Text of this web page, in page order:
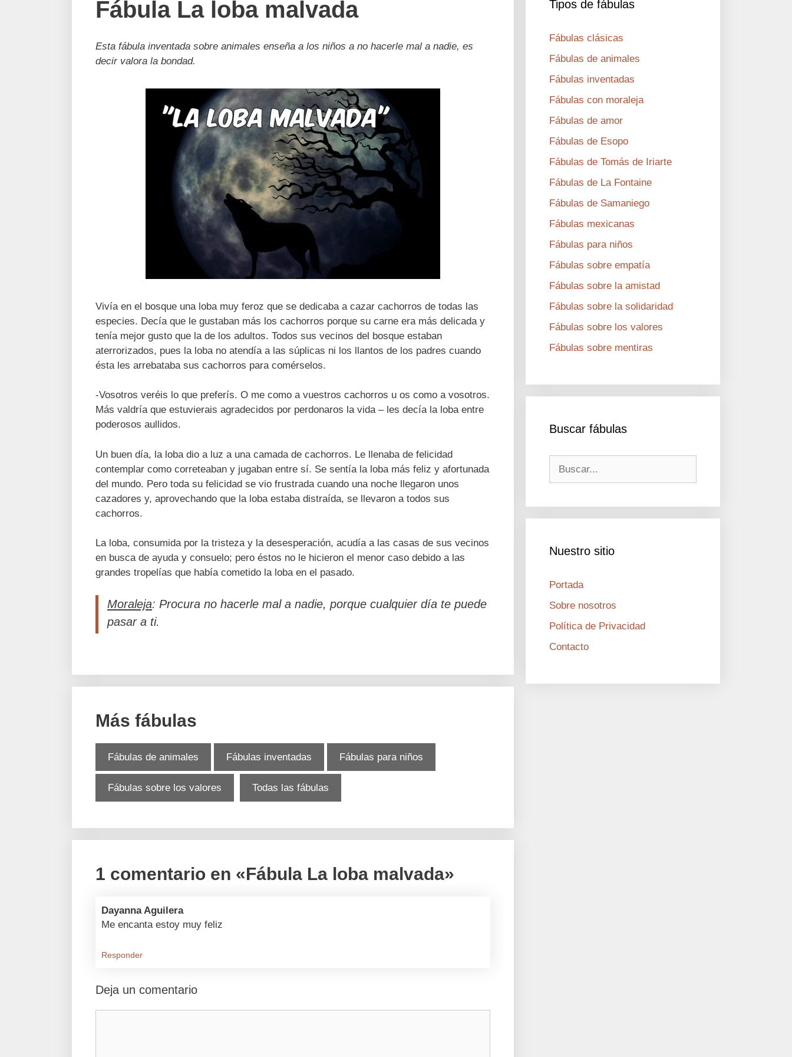
Fábula La loba malvada
Esta fábula inventada sobre animales enseña a los niños a no hacerle mal a nadie, es
decir valora la bondad.
Vivía en el bosque una loba muy feroz que se dedicaba a cazar cachorros de todas las
especies. Decía que le gustaban más los cachorros porque su carne era más delicada y
tenía mejor gusto que la de los adultos. Todos sus vecinos del bosque estaban
aterrorizados, pues la loba no atendía a las súplicas ni los llantos de los padres cuando
ésta les arrebataba sus cachorros para comérselos.
-Vosotros veréis lo que preferís. O me como a vuestros cachorros u os como a vosotros.
Más valdría que estuvierais agradecidos por perdonaros la vida – les decía la loba entre
poderosos aullidos.
Un buen día, la loba dio a luz a una camada de cachorros. Le llenaba de felicidad
contemplar como correteaban y jugaban entre sí. Se sentía la loba más feliz y afortunada
del mundo. Pero toda su felicidad se vio frustrada cuando una noche llegaron unos
cazadores y, aprovechando que la loba estaba distraída, se llevaron a todos sus
cachorros.
La loba, consumida por la tristeza y la desesperación, acudía a las casas de sus vecinos
en busca de ayuda y consuelo; pero éstos no le hicieron el menor caso debido a las
grandes tropelías que había cometido la loba en el pasado.
Moraleja: Procura no hacerle mal a nadie, porque cualquier día te puede
pasar a ti.
Más fábulas
Fábulas de animales Fábulas inventadas Fábulas para niños
Fábulas sobre los valores Todas las fábulas
1 comentario en «Fábula La loba malvada»
Dayanna Aguilera
Me encanta estoy muy feliz
Responder
Deja un comentario
Tipos de fábulas
Fábulas clásicas
Fábulas de animales
Fábulas inventadas
Fábulas con moraleja
Fábulas de amor
Fábulas de Esopo
Fábulas de Tomás de Iriarte
Fábulas de La Fontaine
Fábulas de Samaniego
Fábulas mexicanas
Fábulas para niños
Fábulas sobre empatía
Fábulas sobre la amistad
Fábulas sobre la solidaridad
Fábulas sobre los valores
Fábulas sobre mentiras
Buscar fábulas
Nuestro sitio
Portada
Sobre nosotros
Política de Privacidad
Contacto